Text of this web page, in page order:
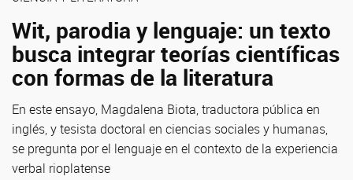
Wit, parodia y lenguaje: un texto
busca integrar teorías científicas
con formas de la literatura
En este ensayo, Magdalena Biota, traductora pública en
inglés, y tesista doctoral en ciencias sociales y humanas,
se pregunta por el lenguaje en el contexto de la experiencia
verbal rioplatense